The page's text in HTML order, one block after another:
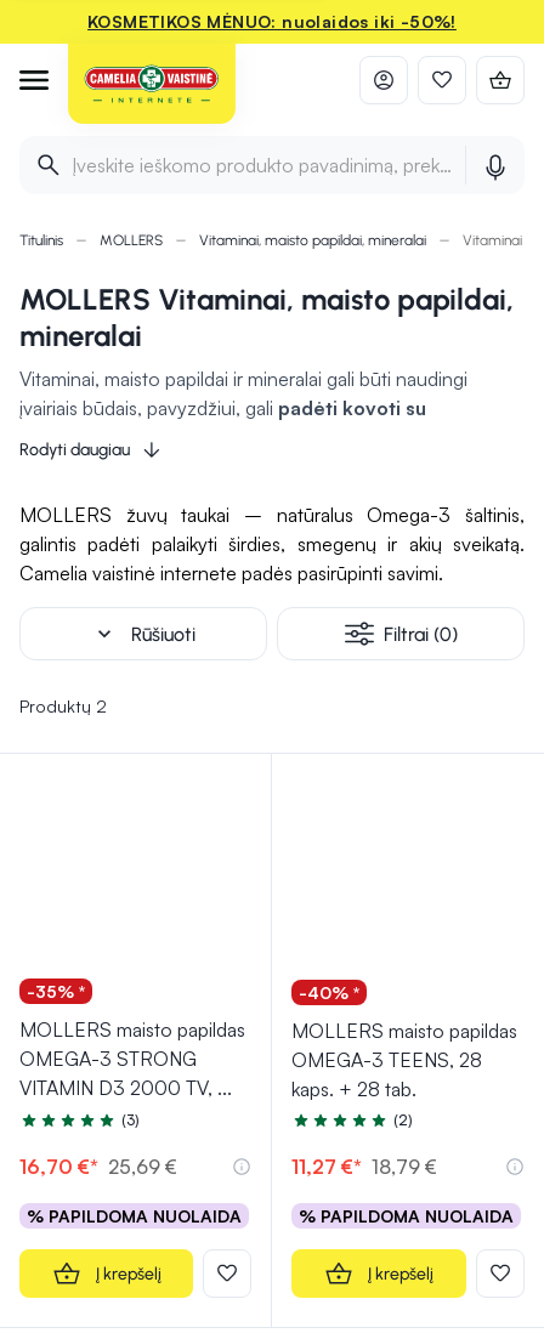
KOSMETIKOS MĖNUO: nuolaidos iki -50%!
Įveskite ieškomo produkto pavadinimą, prekės ženklą ir
Titulinis MOLLERS Vitaminai, maisto papildai, mineralai Vitaminai ir
MOLLERS Vitaminai, maisto papildai,
mineralai
Vitaminai, maisto papildai ir mineralai gali būti naudingi
įvairiais būdais, pavyzdžiui, gali padėti kovoti su
infekcijomis, žaizdų gijimu, stiprinti kaulus ir reguliuoti
hormonų veiklą.
energijos palaikymo.
Nepaisant privalumų, svarbu prisiminti, kad vitaminai,
mineralai ir maisto papildai nėra skirti pakeisti subalansuotą
mitybą. Juos svarbu vartoti tinkamai ir atsakingai.
Rodyti daugiau
MOLLERS žuvų taukai – natūralus Omega-3 šaltinis,
galintis padėti palaikyti širdies, smegenų ir akių sveikatą.
Camelia vaistinė internete padės pasirūpinti savimi.
expand_more Rūšiuoti Filtrai (0)
Produktų 2
-35% *
MOLLERS maisto papildas
OMEGA-3 STRONG
VITAMIN D3 2000 TV, ...
Įvertinimas 5.0 iš 5
(3)
16,70 €* 25,69 €
% PAPILDOMA NUOLAIDA
Į krepšelį
-40% *
MOLLERS maisto papildas
OMEGA-3 TEENS, 28
kaps. + 28 tab.
Įvertinimas 5.0 iš 5
(2)
11,27 €* 18,79 €
% PAPILDOMA NUOLAIDA
Į krepšelį